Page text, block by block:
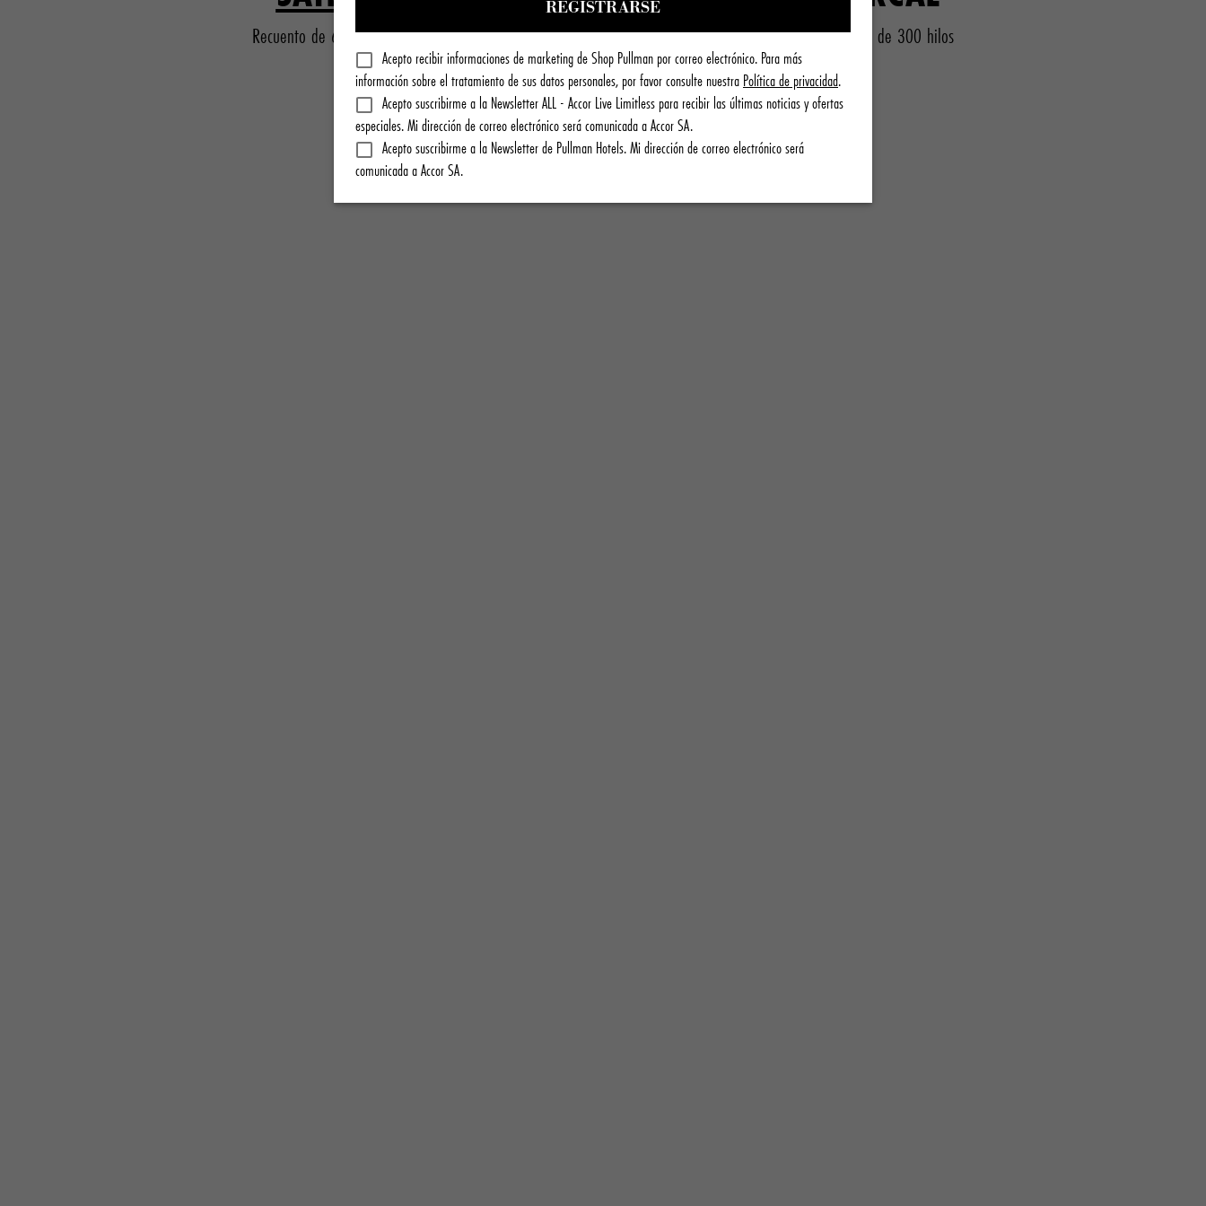
Recuento de 600 hilos Recuento de 300 hilos
JUEGOS DE ROPA DE CAMA
Acepto recibir informaciones de marketing de Shop Pullman por correo electrónico. Para más
información sobre el tratamiento de sus datos personales, por favor consulte nuestra Política de privacidad.
Acepto suscribirme a la Newsletter ALL - Accor Live Limitless para recibir las últimas noticias y ofertas
especiales. Mi dirección de correo electrónico será comunicada a Accor SA.
Acepto suscribirme a la Newsletter de Pullman Hotels. Mi dirección de correo electrónico será
comunicada a Accor SA.